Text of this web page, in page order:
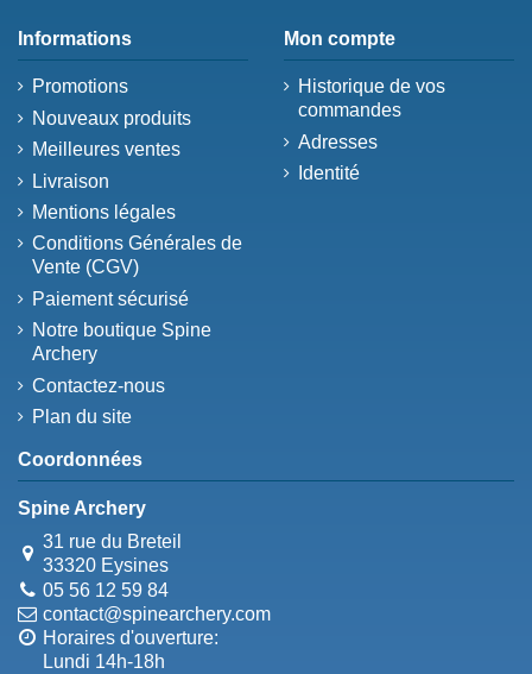
Informations
Promotions
Nouveaux produits
Meilleures ventes
Livraison
Mentions légales
Conditions Générales de
Vente (CGV)
Paiement sécurisé
Notre boutique Spine
Archery
Contactez-nous
Plan du site
Mon compte
Historique de vos
commandes
Adresses
Identité
Coordonnées
Spine Archery
31 rue du Breteil
33320 Eysines
05 56 12 59 84
contact@spinearchery.com
Horaires d'ouverture:
Lundi 14h-18h